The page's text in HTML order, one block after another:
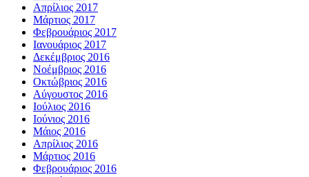
Απρίλιος 2017
Μάρτιος 2017
Φεβρουάριος 2017
Ιανουάριος 2017
Δεκέμβριος 2016
Νοέμβριος 2016
Οκτώβριος 2016
Αύγουστος 2016
Ιούλιος 2016
Ιούνιος 2016
Μάιος 2016
Απρίλιος 2016
Μάρτιος 2016
Φεβρουάριος 2016